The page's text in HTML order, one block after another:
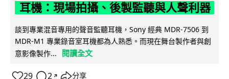
耳機：現場拍攝、後製監聽與人聲利器
談到專業混音專用的聲音監聽耳機，Sony 經典 MDR-7506 到
MDR-M1 專業錄音室耳機都為人熟悉。而現在舞台製作者與創
意影像製作...
閱讀全文
29 2 ↗ 分享